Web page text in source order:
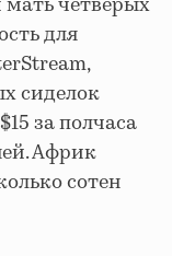
для
сиделок
за полчаса
Африк
сотен